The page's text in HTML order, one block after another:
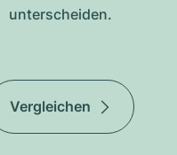
unterscheiden.
Vergleichen